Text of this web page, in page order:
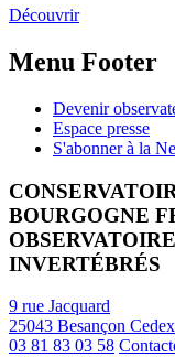
Découvrir
Menu Footer
Devenir
Espace presse
S'abonner à la
BOURGOGNE
INVERTÉBRÉS
9 rue Jacquard
25043 Besançon Cedex
03 81 83 03 58